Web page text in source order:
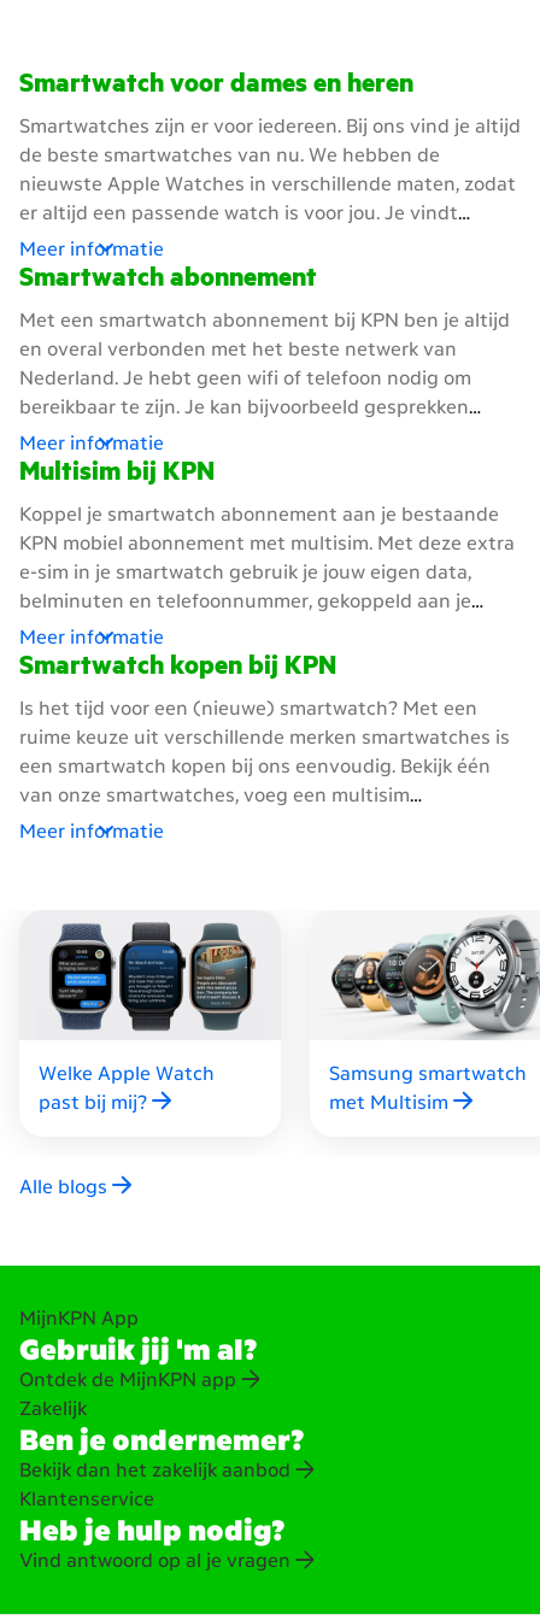
Smartwatch voor dames en heren
Smartwatches zijn er voor iedereen. Bij ons vind je altijd
de beste smartwatches van nu. We hebben de
nieuwste Apple Watches in verschillende maten, zodat
er altijd een passende watch is voor jou. Je vindt
smartwatches voor allerlei stijlen. Een mooie
smartwatch is bijvoorbeeld de Apple Watch Series of
een slank model? Dan is de Samsung Galaxy Watch of
Samsung Galaxy Watch Classic een goede keuze. Val je
graag op? Kies dan de Google Pixel Watch. Zoek je een
stoerder model? Kijk dan naar de Samsung Galaxy
Watch Ultra of de Apple Watch Ultra. Zo'n stevig
horloge kan tegen een stootje en is handig voor
buitensporten.
Meer informatie
Smartwatch abonnement
Met een smartwatch abonnement bij KPN ben je altijd
en overal verbonden met het beste netwerk van
Nederland. Je hebt geen wifi of telefoon nodig om
bereikbaar te zijn. Je kan bijvoorbeeld gesprekken
beantwoorden of je boodschappen betalen met je
smartwatch, zonder je telefoon of betaalpas. Dit werkt
Meer informatie
Multisim bij KPN
Koppel je smartwatch abonnement aan je bestaande
KPN mobiel abonnement met multisim. Met deze extra
e-sim in je smartwatch gebruik je jouw eigen data,
belminuten en telefoonnummer, gekoppeld aan je
bestaande mobiele abonnement bij KPN. Zo ben je
altijd en overal verbonden met ons krachtige netwerk.
door met appen, bellen en muziek luisteren. Laat je
telefoon in je kluisje tijdens het sporten of ga zonder
zorgen op pad zonder je mobiel. Met een smartwatch
abonnement maak je overal gebruik van je favoriete
apps.
Meer informatie
Smartwatch kopen bij KPN
Is het tijd voor een (nieuwe) smartwatch? Met een
ruime keuze uit verschillende merken smartwatches is
een smartwatch kopen bij ons eenvoudig. Bekijk één
van onze smartwatches, voeg een multisim
abonnement toe en kies voor een eenmalige of
smartwatch binnen is, ben je klaar om te genieten van
alle voordelen van een smartwatch abonnement.
Meer informatie
Welke Apple Watch
past bij mij?
Samsung smartwatch
met Multisim
Alle blogs
Zakelijk
Ben je ondernemer?
Bekijk dan het zakelijk aanbod
Klantenservice
Heb je hulp nodig?
Vind antwoord op al je vragen
MijnKPN App
Gebruik jij 'm al?
Ontdek de MijnKPN app